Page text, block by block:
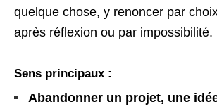
quelque chose, y renoncer par
après réflexion ou par impossibilité.
Sens principaux :
Abandonner un projet, une